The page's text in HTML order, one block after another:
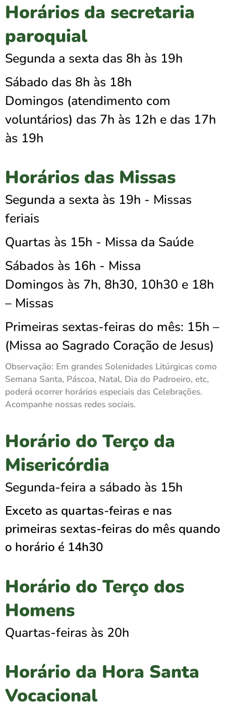
Horários da secretaria
paroquial
Segunda a sexta das 8h às 19h
Sábado das 8h às 18h
Domingos (atendimento com
voluntários) das 7h às 12h e das 17h
às 19h
Horários das Missas
Segunda a sexta às 19h - Missas
feriais
Quartas às 15h - Missa da Saúde
Sábados às 16h - Missa
Domingos às 7h, 8h30, 10h30 e 18h
– Missas
Primeiras sextas-feiras do mês: 15h –
(Missa ao Sagrado Coração de Jesus)
Observação: Em grandes Solenidades Litúrgicas como
Semana Santa, Páscoa, Natal, Dia do Padroeiro, etc,
poderá ocorrer horários especiais das Celebrações.
Acompanhe nossas redes sociais.
Horário do Terço da
Misericórdia
Segunda-feira a sábado às 15h
Exceto as quartas-feiras e nas
primeiras sextas-feiras do mês quando
o horário é 14h30
Horário do Terço dos
Homens
Quartas-feiras às 20h
Horário da Hora Santa
Vocacional